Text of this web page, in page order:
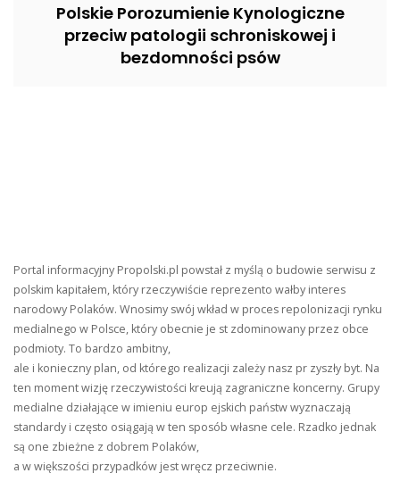
Polskie Porozumienie Kynologiczne
przeciw patologii schroniskowej i
bezdomności psów
Portal informacyjny Propolski.pl powstał z myślą o budowie serwisu z
polskim kapitałem, który rzeczywiście reprezento wałby interes
narodowy Polaków. Wnosimy swój wkład w proces repolonizacji rynku
medialnego w Polsce, który obecnie je st zdominowany przez obce
podmioty. To bardzo ambitny,
ale i konieczny plan, od którego realizacji zależy nasz pr zyszły byt. Na
ten moment wizję rzeczywistości kreują zagraniczne koncerny. Grupy
medialne działające w imieniu europ ejskich państw wyznaczają
standardy i często osiągają w ten sposób własne cele. Rzadko jednak
są one zbieżne z dobrem Polaków,
a w większości przypadków jest wręcz przeciwnie.